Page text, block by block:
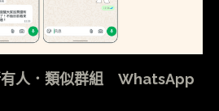
有人．類似群組 WhatsApp